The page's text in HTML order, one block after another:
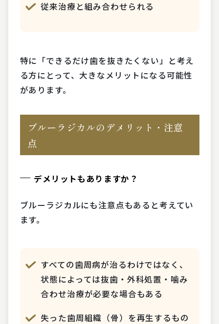
従来治療と組み合わせられる
特に「できるだけ歯を抜きたくない」と考え
る方にとって、大きなメリットになる可能性
があります。
ブルーラジカルのデメリット・注意
点
デメリットもありますか？
ブルーラジカルにも注意点もあると考えてい
ます。
すべての歯周病が治るわけではなく、
状態によっては抜歯・外科処置・噛み
合わせ治療が必要な場合もある
失った歯周組織（骨）を再生するもの